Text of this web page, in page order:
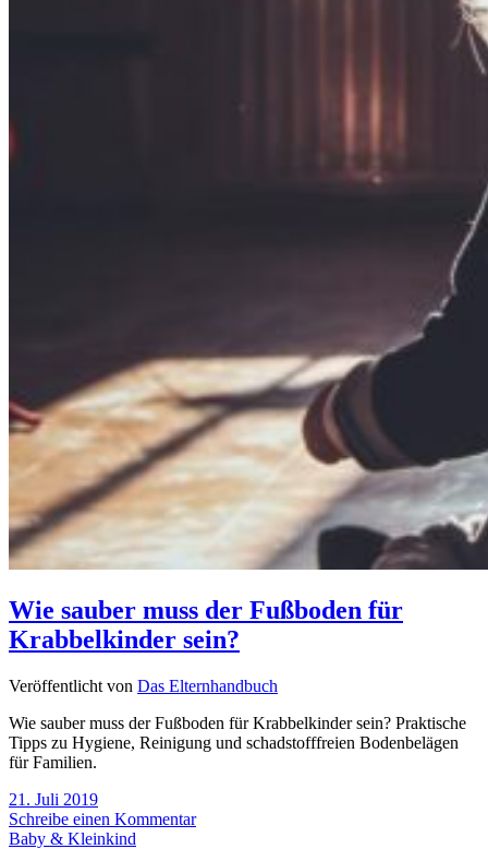
Wie sauber muss der Fußboden für
Krabbelkinder sein?
Veröffentlicht von Das Elternhandbuch
Wie sauber muss der Fußboden für Krabbelkinder sein? Praktische
Tipps zu Hygiene, Reinigung und schadstofffreien Bodenbelägen
für Familien.
21. Juli 2019
Schreibe einen Kommentar
Baby & Kleinkind